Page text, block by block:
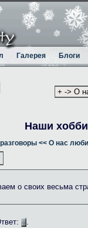
Галерея Блоги
Наши хобби
<< О нас
о своих весьма
.